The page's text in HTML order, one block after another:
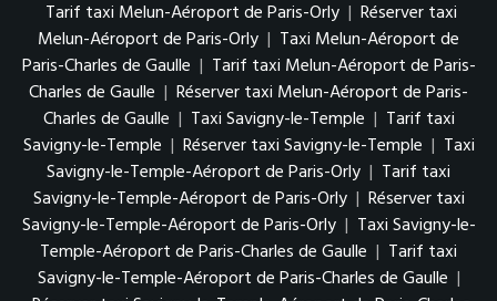
Tarif taxi Melun-Aéroport de Paris-Orly | Réserver taxi
Melun-Aéroport de Paris-Orly | Taxi Melun-Aéroport de
Paris-Charles de Gaulle | Tarif taxi Melun-Aéroport de Paris-
Charles de Gaulle | Réserver taxi Melun-Aéroport de Paris-
Charles de Gaulle | Taxi Savigny-le-Temple | Tarif taxi
Savigny-le-Temple | Réserver taxi Savigny-le-Temple | Taxi
Savigny-le-Temple-Aéroport de Paris-Orly | Tarif taxi
Savigny-le-Temple-Aéroport de Paris-Orly | Réserver taxi
Savigny-le-Temple-Aéroport de Paris-Orly | Taxi Savigny-le-
Temple-Aéroport de Paris-Charles de Gaulle | Tarif taxi
Savigny-le-Temple-Aéroport de Paris-Charles de Gaulle |